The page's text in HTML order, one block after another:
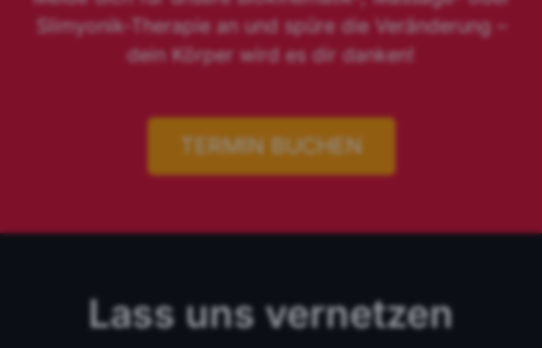
Slimyonik-Therapie an und spüre die Veränderung –
dein Körper wird es dir danken!
TERMIN BUCHEN
Lass uns vernetzen